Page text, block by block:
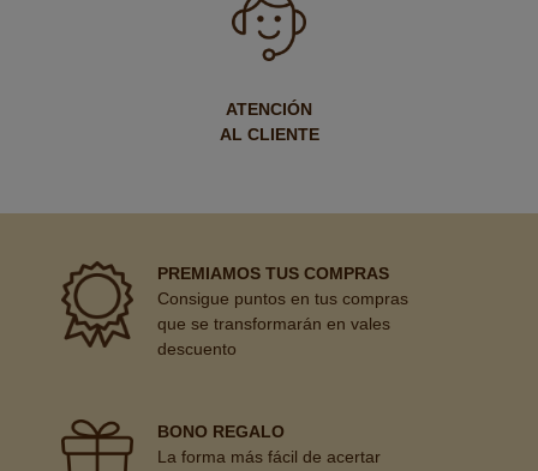
ATENCIÓN
AL CLIENTE
PREMIAMOS TUS COMPRAS
Consigue puntos en tus compras
que se transformarán en vales
descuento
BONO REGALO
La forma más fácil de acertar